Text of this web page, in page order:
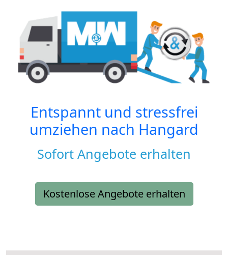
Entspannt und stressfrei
umziehen nach Hangard
Sofort Angebote erhalten
Kostenlose Angebote erhalten